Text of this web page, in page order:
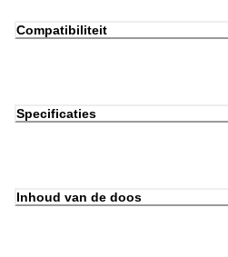
Compatibiliteit
Specificaties
Inhoud van de doos